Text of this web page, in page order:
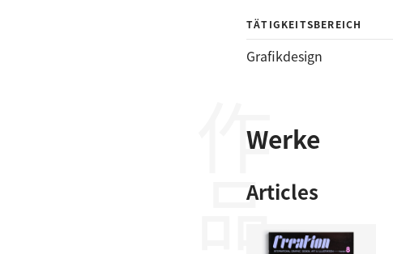
TÄTIGKEITSBEREICH
Grafikdesign
Werke
作品
Articles